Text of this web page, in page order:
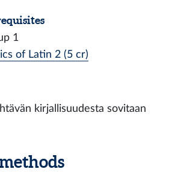
1
of Latin 2 (5 cr)
kirjallisuudesta sovitaan